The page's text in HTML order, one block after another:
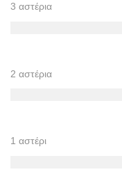
3 αστέρια
2 αστέρια
1 αστέρι